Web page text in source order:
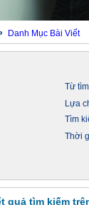
Danh Mục Bài Viết
Từ
Lựa
Tìm
Thời
quả tìm kiếm